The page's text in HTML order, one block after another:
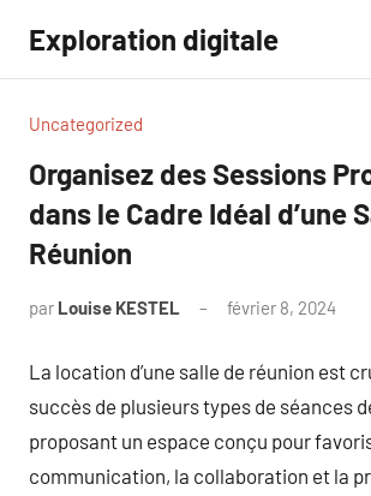
contenu
Exploration digitale
Uncategorized
Organisez des Sessions
dans le Cadre Idéal d’une
Réunion
par Louise KESTEL février 8, 2024
La location d’une salle de réunion est
succès de plusieurs types de séances
proposant un espace conçu pour
communication, la collaboration et la